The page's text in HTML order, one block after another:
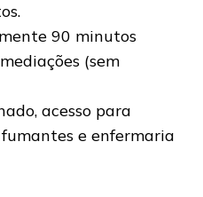
90 minutos
(sem
acesso para
e enfermaria